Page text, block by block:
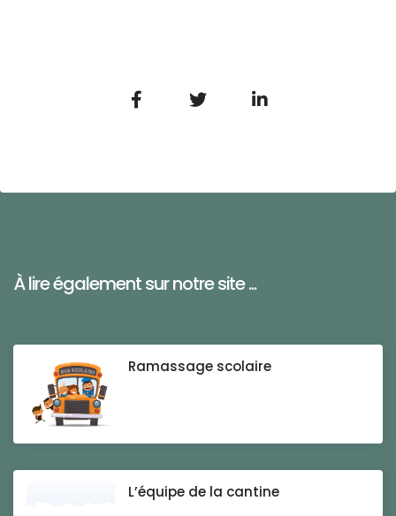
À lire également sur notre site ...
Ramassage scolaire
L’équipe de la cantine